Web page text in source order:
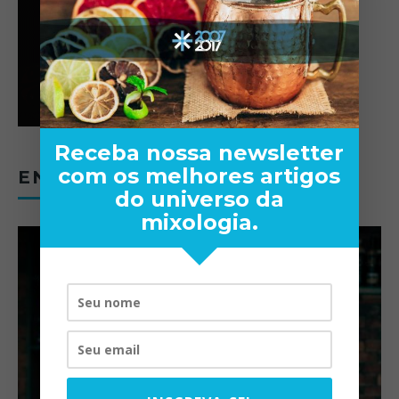
ENTREVISTAS
Receba nossa newsletter
com os melhores artigos
do universo da
mixologia.